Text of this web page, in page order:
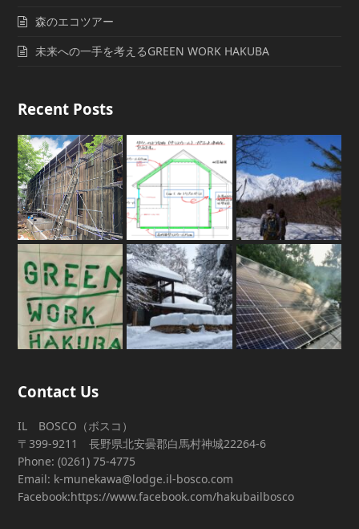
森のエコツアー
未来への一手を考えるGREEN WORK HAKUBA
Recent Posts
Contact Us
IL BOSCO（ボスコ）
〒399-9211 長野県北安曇郡白馬村神城22264-6
Phone: (0261) 75-4775
Email: k-munekawa@lodge.il-bosco.com
Facebook:https://www.facebook.com/hakubailbosco